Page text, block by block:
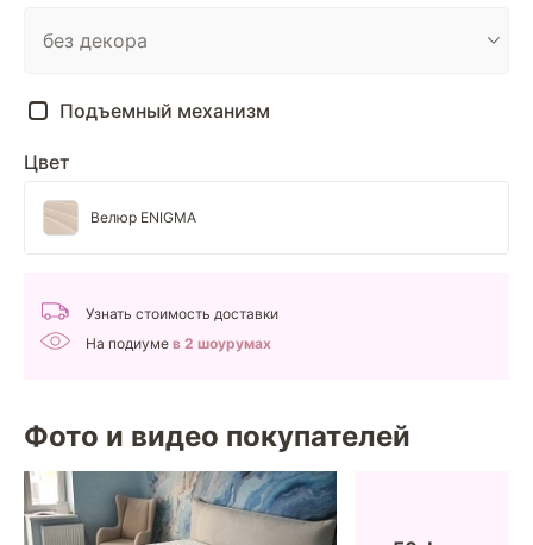
Подъемный механизм
Цвет
Велюр ENIGMA
Узнать стоимость доставки
На подиуме в 2 шоурумах
Фото и видео покупателей